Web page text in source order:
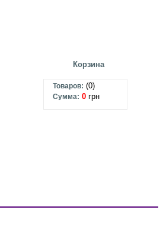
Корзина
Товаров: (0)
Сумма: 0 грн